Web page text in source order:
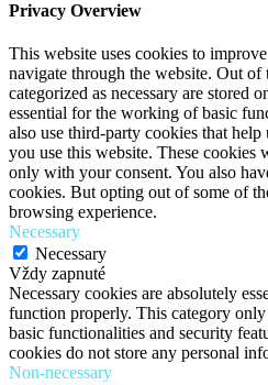
Privacy Overview
This website uses cookies to
navigate through the website. Out of
categorized as necessary are stored
essential for the working of basic
also use third-party cookies that
you use this website. These
only with your consent. You also
cookies. But opting out of some of
browsing experience.
Necessary
Necessary
Vždy zapnuté
Necessary cookies are absolutely
function properly. This category
basic functionalities and security
cookies do not store any personal
Non-necessary